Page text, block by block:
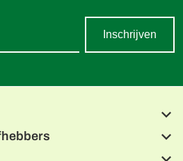
Inschrijven
naar Grado